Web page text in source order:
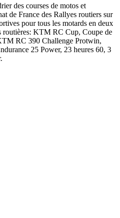
des courses de motos et
de France des Rallyes routiers sur
pour tous les motards en deux
routières: KTM RC Cup, Coupe de
RC 390 Challenge Protwin,
25 Power, 23 heures 60, 3